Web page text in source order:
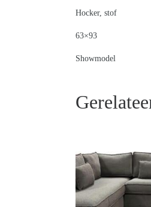
Hocker, stof
63×93
Showmodel